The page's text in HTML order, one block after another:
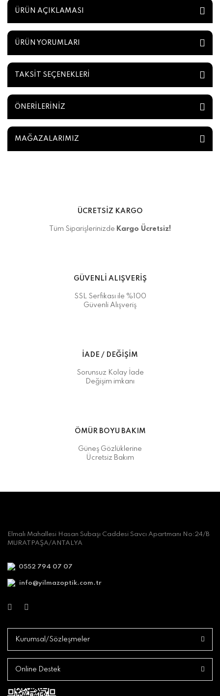
ÜRÜN AÇIKLAMASI
ÜRÜN YORUMLARI
TAKSİT SEÇENEKLERİ
ÖNERİLERİNİZ
MAĞAZALARIMIZ
ÜCRETSİZ KARGO
Tüm Siparişlerinizde Kargo Ücretsiz!
GÜVENLİ ALIŞVERİŞ
SSL Serfikası ile %100
Güvenli Alışveriş
İADE / DEĞİŞİM
Sorunsuz Kolay İade
Değişim imkanı
ÖMÜR BOYU BAKIM
Güneş Gözlüklerine
Ücretsiz Bakım
Elmalı Mahallesi Hasan Subaşı Caddesi Savcı Apartmanı No:24/B
MURATPAŞA/ANTALYA
0552 794 07 07
info@yilmazoptik.com.tr
Kurumsal/Sözleşmeler
Online Destek